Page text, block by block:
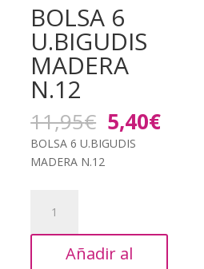
BOLSA 6
U.BIGUDIS
MADERA
N.12
11,95€ El
precio
original
5,40€El
BOLSA 6 U.BIGUDIS
MADERA N.12
U.BIGUDIS
MADERAAñadir al